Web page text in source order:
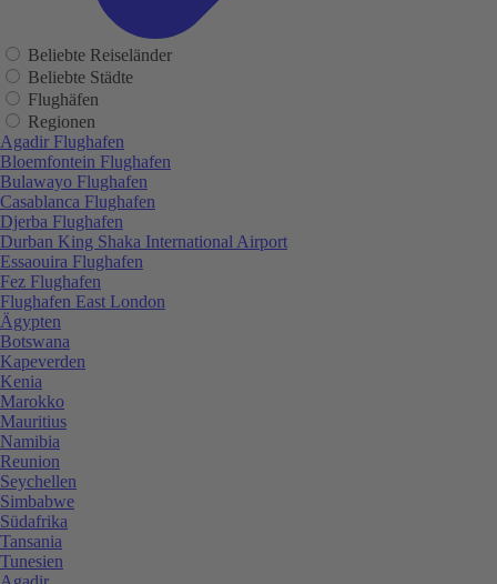
Beliebte Reiseländer
Beliebte Städte
Flughäfen
Regionen
Agadir Flughafen
Bloemfontein Flughafen
Bulawayo Flughafen
Casablanca Flughafen
Djerba Flughafen
Durban King Shaka International Airport
Essaouira Flughafen
Fez Flughafen
Flughafen East London
Ägypten
Botswana
Kapeverden
Kenia
Marokko
Mauritius
Namibia
Reunion
Seychellen
Simbabwe
Südafrika
Tansania
Tunesien